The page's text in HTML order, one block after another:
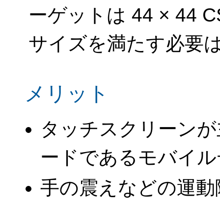
ーゲットは 44 × 44
サイズを満たす必要
メリット
タッチスクリーン
ードであるモバイ
手の震えなどの運